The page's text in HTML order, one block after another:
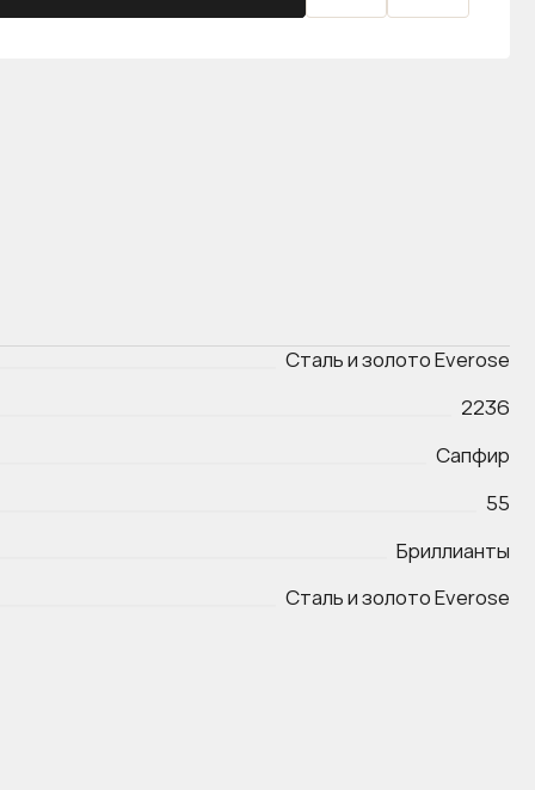
Сталь и золото Everose
2236
Сапфир
55
Бриллианты
Сталь и золото Everose